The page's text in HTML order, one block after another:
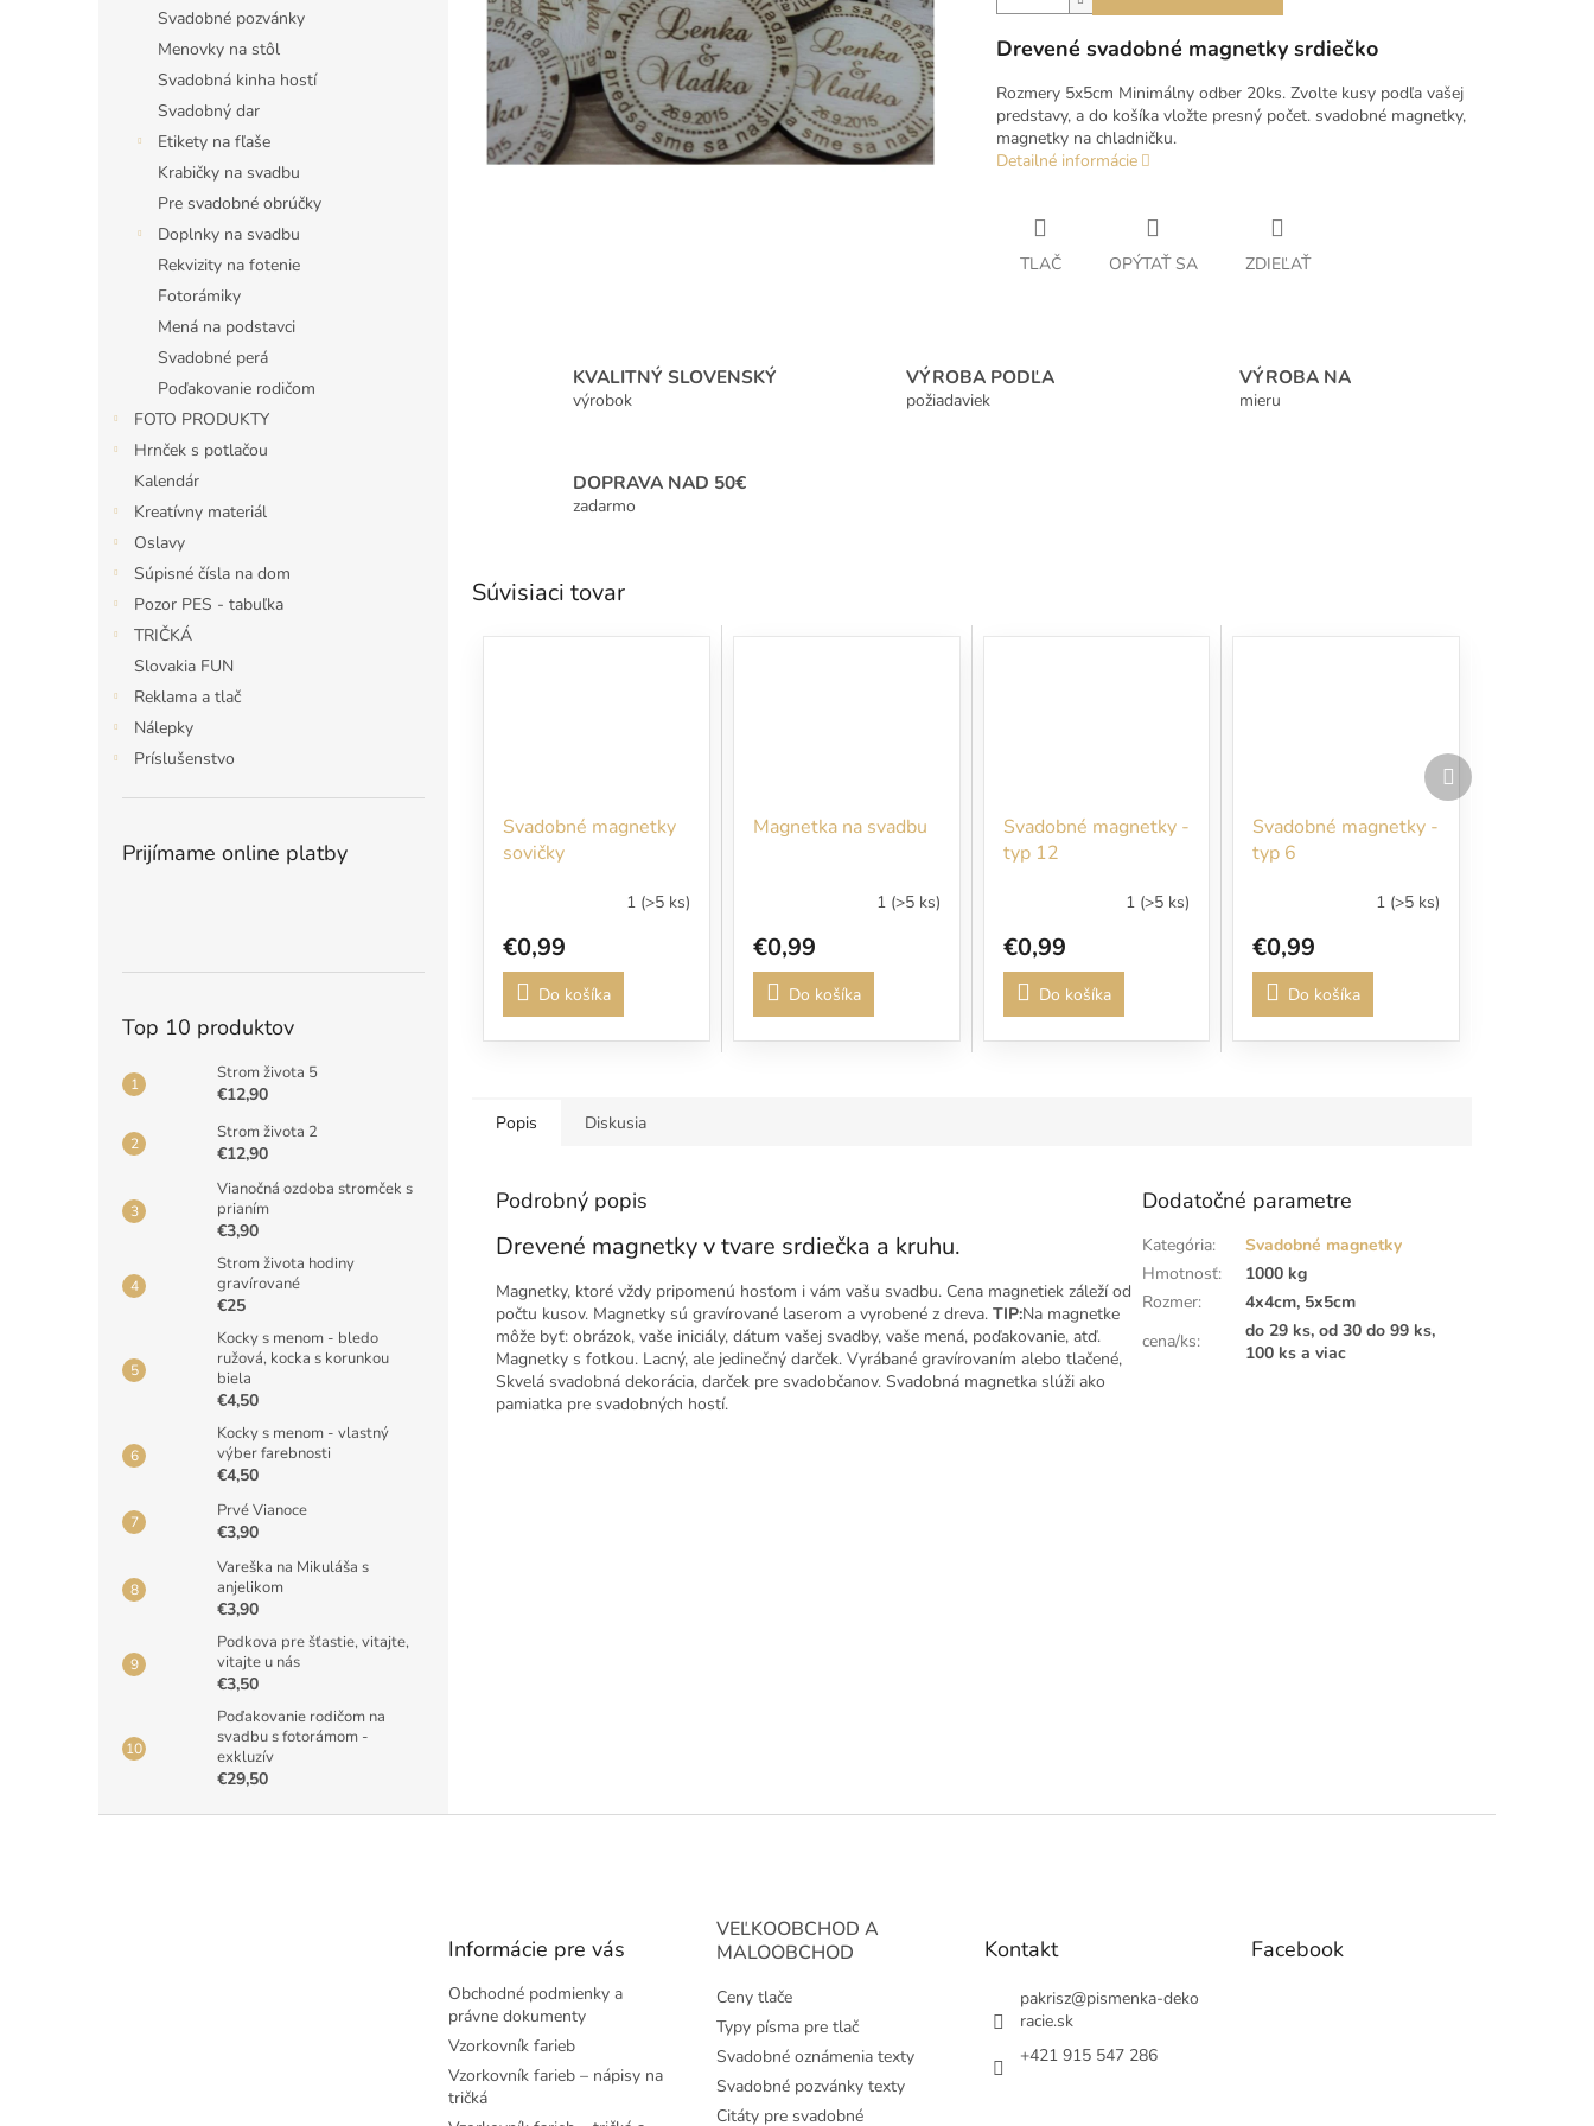
Svadobné pozvánky
Menovky na stôl
Svadobná kinha hostí
Svadobný dar
Etikety na fľaše
Krabičky na svadbu
Pre svadobné obrúčky
Doplnky na svadbu
Rekvizity na fotenie
Fotorámiky
Mená na podstavci
Svadobné perá
Poďakovanie rodičom
FOTO PRODUKTY
Hrnček s potlačou
Kalendár
Kreatívny materiál
Oslavy
Súpisné čísla na dom
Pozor PES - tabuľka
TRIČKÁ
Slovakia FUN
Reklama a tlač
Nálepky
Príslušenstvo
Prijímame online platby
Top 10 produktov
Strom života 5
€12,90
Strom života 2
€12,90
Vianočná ozdoba stromček s
prianím
€3,90
Strom života hodiny
gravírované
€25
Kocky s menom - bledo
ružová, kocka s korunkou
biela
€4,50
Kocky s menom - vlastný
výber farebnosti
€4,50
Prvé Vianoce
€3,90
Vareška na Mikuláša s
anjelikom
€3,90
Podkova pre šťastie, vitajte,
vitajte u nás
€3,50
Poďakovanie rodičom na
svadbu s fotorámom -
exkluzív
€29,50
Drevené svadobné magnetky srdiečko
Rozmery 5x5cm Minimálny odber 20ks. Zvolte kusy podľa vašej
predstavy, a do košíka vložte presný počet. svadobné magnetky,
magnetky na chladničku.
Detailné informácie
TLAČ OPÝTAŤ SA ZDIEĽAŤ
KVALITNÝ SLOVENSKÝ
výrobok
VÝROBA PODĽA
požiadaviek
VÝROBA NA
mieru
DOPRAVA NAD 50€
zadarmo
Súvisiaci tovar
Svadobné magnetky
sovičky
1 (>5 ks)
€0,99
Do košíka
Magnetka na svadbu
1 (>5 ks)
€0,99
Do košíka
Svadobné magnetky -
typ 12
1 (>5 ks)
€0,99
Do košíka
Svadobné magnetky -
typ 6
1 (>5 ks)
€0,99
Do košíka
Ďalší
produkt
Popis Diskusia
Podrobný popis
Drevené magnetky v tvare srdiečka a kruhu.
Magnetky, ktoré vždy pripomenú hosťom i vám vašu svadbu. Cena magnetiek záleží od
počtu kusov. Magnetky sú gravírované laserom a vyrobené z dreva. TIP:Na magnetke
môže byť: obrázok, vaše iniciály, dátum vašej svadby, vaše mená, poďakovanie, atď.
Magnetky s fotkou. Lacný, ale jedinečný darček. Vyrábané gravírovaním alebo tlačené,
Skvelá svadobná dekorácia, darček pre svadobčanov. Svadobná magnetka slúži ako
pamiatka pre svadobných hostí.
Dodatočné parametre
Kategória:
Svadobné magnetky
Hmotnosť:
1000 kg
Rozmer:
4x4cm, 5x5cm
cena/ks:
do 29 ks, od 30 do 99 ks,
100 ks a viac
Informácie pre vás
Obchodné podmienky a
právne dokumenty
Vzorkovník farieb
Vzorkovník farieb – nápisy na
tričká
VEĽKOOBCHOD A
MALOOBCHOD
Ceny tlače
Typy písma pre tlač
Svadobné oznámenia texty
Svadobné pozvánky texty
Citáty pre svadobné
Kontakt
pakrisz@pismenka-deko
racie.sk
+421 915 547 286
Facebook